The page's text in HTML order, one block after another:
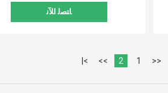
ﺎﺘﺼﻟ ﺍﻶﻧ
<<
1
2
>>
>|